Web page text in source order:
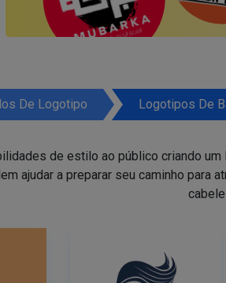
De Logotipo Logotipos De
de estilo ao público criando
ajudar a preparar seu caminho